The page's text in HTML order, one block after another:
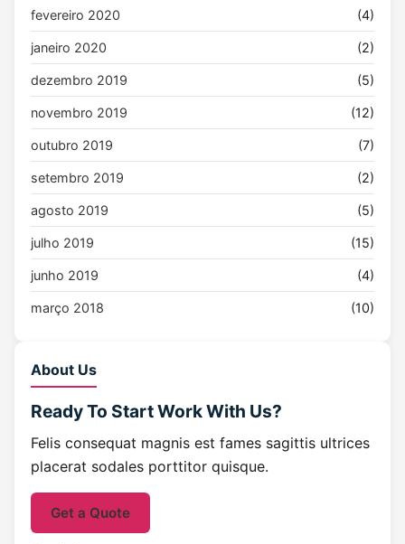
fevereiro 2020 (4)
janeiro 2020 (2)
dezembro 2019 (5)
novembro 2019 (12)
outubro 2019 (7)
setembro 2019 (2)
agosto 2019 (5)
julho 2019 (15)
junho 2019 (4)
março 2018 (10)
About Us
Ready To StartWork With Us?
Felis consequat magnis est fames sagittis ultrices
placerat sodales porttitor quisque.
Get a Quote